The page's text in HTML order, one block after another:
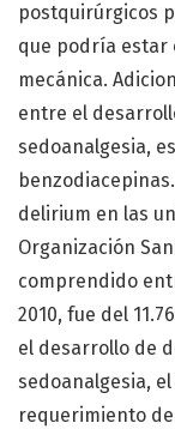
postquirúrgicos
que podría estar
mecánica.
entre el
sedoanalgesia,
delirium en las
Organización
comprendido
2010, fue del
el desarrollo de
sedoanalgesia,
requerimiento